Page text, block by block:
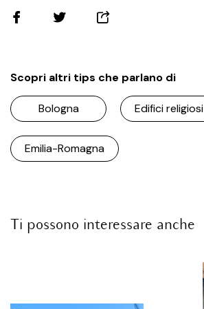
Scopri altri tips che parlano di
Bologna Edifici religiosi
Emilia-Romagna
Ti possono interessare anche